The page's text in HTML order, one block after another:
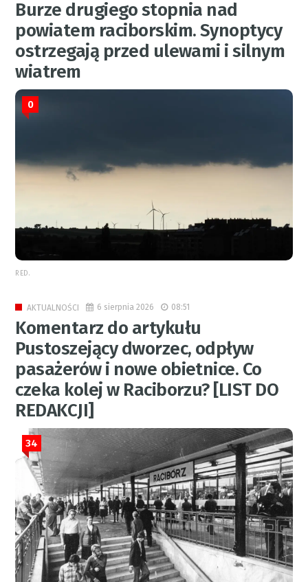
Burze drugiego stopnia nad
powiatem raciborskim. Synoptycy
ostrzegają przed ulewami i silnym
wiatrem
0
RED.
AKTUALNOŚCI 6 sierpnia 2026 08:51
Komentarz do artykułu
Pustoszejący dworzec, odpływ
pasażerów i nowe obietnice. Co
czeka kolej w Raciborzu? [LIST DO
REDAKCJI]
34